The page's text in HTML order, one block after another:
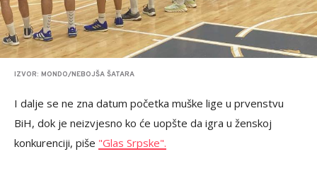
IZVOR: MONDO/NEBOJŠA ŠATARA
I dalje se ne zna datum početka muške lige u prvenstvu
BiH, dok je neizvjesno ko će uopšte da igra u ženskoj
konkurenciji, piše "Glas Srpske".